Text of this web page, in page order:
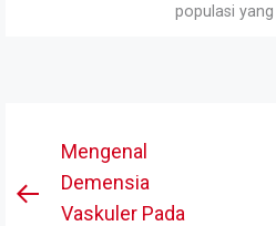
populasi
Post
navigation
Previous
Mengenal
Demensia
Vaskuler Pada